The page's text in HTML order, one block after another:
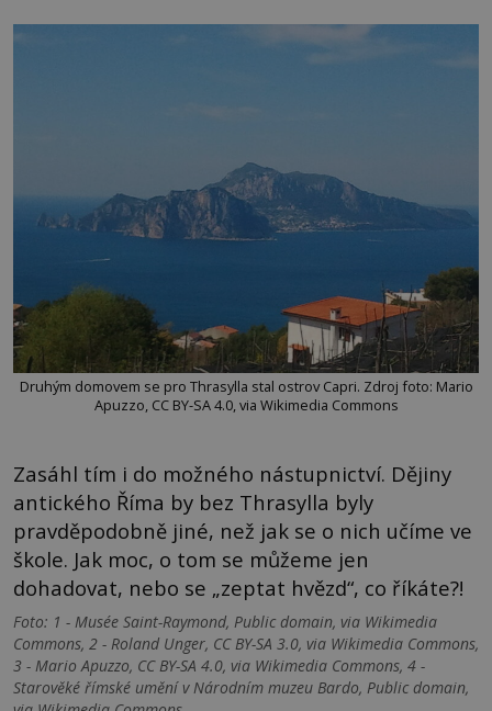
Druhým domovem se pro Thrasylla stal ostrov Capri. Zdroj foto: Mario
Apuzzo, CC BY-SA 4.0, via Wikimedia Commons
Zasáhl tím i do možného nástupnictví. Dějiny
antického Říma by bez Thrasylla byly
pravděpodobně jiné, než jak se o nich učíme ve
škole. Jak moc, o tom se můžeme jen
dohadovat, nebo se „zeptat hvězd“, co říkáte?!
Foto: 1 - Musée Saint-Raymond, Public domain, via Wikimedia
Commons, 2 - Roland Unger, CC BY-SA 3.0, via Wikimedia Commons,
3 - Mario Apuzzo, CC BY-SA 4.0, via Wikimedia Commons, 4 -
Starověké římské umění v Národním muzeu Bardo, Public domain,